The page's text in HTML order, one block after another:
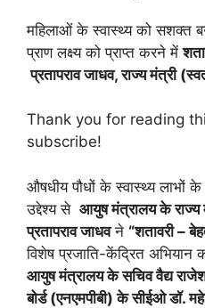
महिलाओं के स्वास्थ्य को सशक्त
प्राण लक्ष्य को प्राप्त करने में
प्रतापराव जाधव, राज्य मंत्री
Thank you for reading
subscribe!
औषधीय पौधों के स्वास्थ्य लाभों
उद्देश्य से आयुष मंत्रालय के राज्य
प्रतापराव जाधवने “शतावरी –
विशेष प्रजाति-केंद्रित
आयुष मंत्रालय के सचिव वैद्य राजेश
बोर्ड (एनएमपीबी) के सीईओ डॉ.